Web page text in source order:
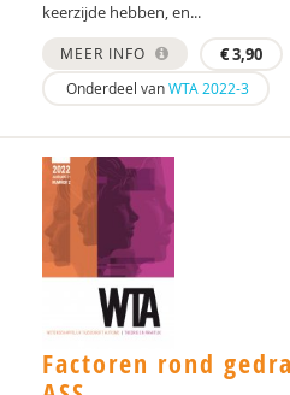
Annette E. Bonebakker
Mohsen Edrisi
Drs. Francisca J.A. van
Yke Frankena
Anne G. Lever
Ank Goosen
Lode Gouwkens
keerzijde hebben, en...
MEER INFO €3,90
Onderdeel vanWTA 2022-3
Factoren rond